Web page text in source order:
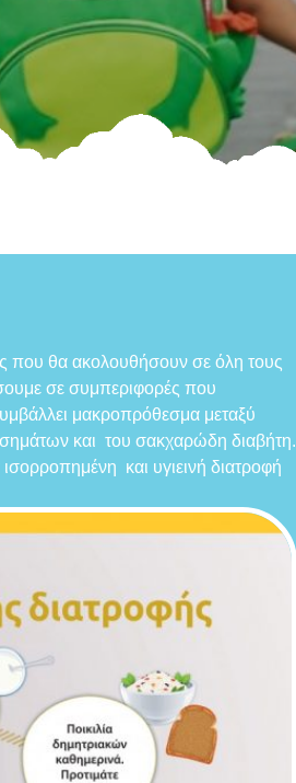
που θα ακολουθήσουν σε όλη τους
σε συμπεριφορές που
μακροπρόθεσμα μεταξύ
και του σακχαρώδη διαβήτη.
και υγιεινή διατροφή